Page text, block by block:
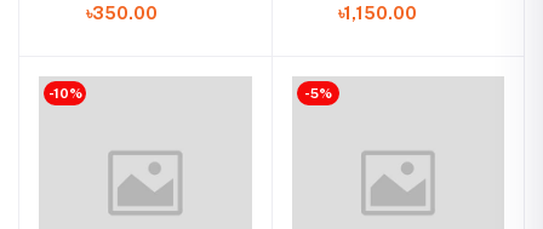
৳350.00 ৳1,150.00
-10% -5%